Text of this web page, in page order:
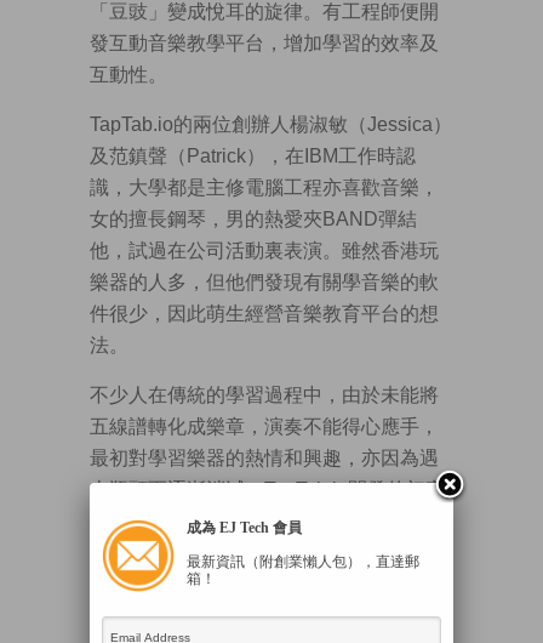
「豆豉」變成悅耳的旋律。有工程師便開
發互動音樂教學平台，增加學習的效率及
互動性。
TapTab.io的兩位創辦人楊淑敏（Jessica）
及范鎮聲（Patrick），在IBM工作時認
識，大學都是主修電腦工程亦喜歡音樂，
女的擅長鋼琴，男的熱愛夾BAND彈結
他，試過在公司活動裏表演。雖然香港玩
樂器的人多，但他們發現有關學音樂的軟
件很少，因此萌生經營音樂教育平台的想
法。
不少人在傳統的學習過程中，由於未能將
五線譜轉化成樂章，演奏不能得心應手，
最初對學習樂器的熱情和興趣，亦因為遇
上瓶頸而逐漸消減。TapTab.io開發的初衷
就是降低學樂器門檻。
五線譜版卡拉OK
Patrick表示，現時人們到Youtube自行尋找
成為 EJ Tech 會員
最新資訊（附創業懶人包），直達郵
箱！